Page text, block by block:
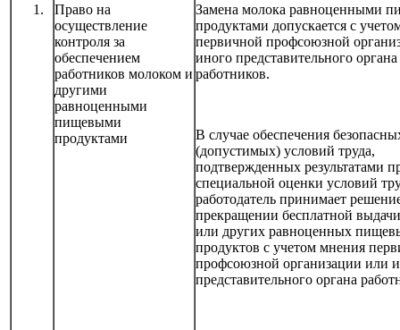
Право на
осуществление
контроля за
обеспечением
работников молоком и
другими
равноценными
пищевыми
продуктами
Замена молока равноценными
продуктами допускается с
первичной профсоюзной
иного представительного органа
работников.
В случае обеспечения
(допустимых) условий труда,
подтвержденных результатами
специальной оценки условий
работодатель принимает
прекращении бесплатной
или других равноценных
продуктов с учетом мнения
профсоюзной организации или
представительного органа